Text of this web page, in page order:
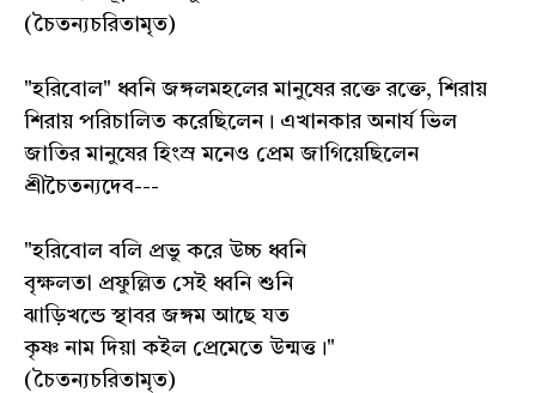
(চৈতন্যচরিতামৃত)
"হরিবোল" ধ্বনি জঙ্গলমহলের মানুষের রক্তে রক্তে, শিরায়
শিরায় পরিচালিত করেছিলেন। এখানকার অনার্য ভিল
জাতির মানুষের হিংস্র মনেও প্রেম জাগিয়েছিলেন
শ্রীচৈতন্যদেব---
"হরিবোল বলি প্রভু করে উচ্চ ধ্বনি
বৃক্ষলতা প্রফুল্লিত সেই ধ্বনি শুনি
ঝাড়িখন্ডে স্থাবর জঙ্গম আছে যত
কৃষ্ণ নাম দিয়া কইল প্রেমেতে উন্মত্ত।"
(চৈতন্যচরিতামৃত)